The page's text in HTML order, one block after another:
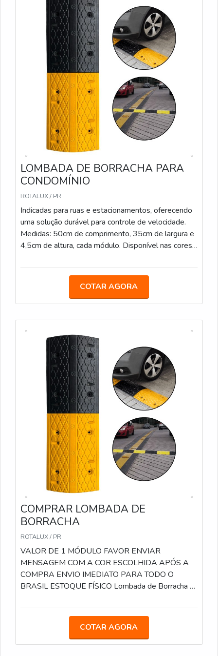
LOMBADA DE BORRACHA PARA
CONDOMÍNIO
ROTALUX / PR
Indicadas para ruas e estacionamentos, oferecendo
uma solução durável para controle de velocidade.
Medidas: 50cm de comprimento, 35cm de largura e
4,5cm de altura, cada módulo. Disponível nas cores
COTAR AGORA
COMPRAR LOMBADA DE
BORRACHA
ROTALUX / PR
VALOR DE 1 MÓDULO FAVOR ENVIAR
MENSAGEM COM A COR ESCOLHIDA APÓS A
COMPRA ENVIO IMEDIATO PARA TODO O
BRASIL ESTOQUE FÍSICO Lombada de Borracha -
Durabilidade! Destaques do Produto: Material de
e condições climáticas extremas. Fácil instalação:
pode ser fixada em diferentes tipos de pavimentos
COTAR AGORA